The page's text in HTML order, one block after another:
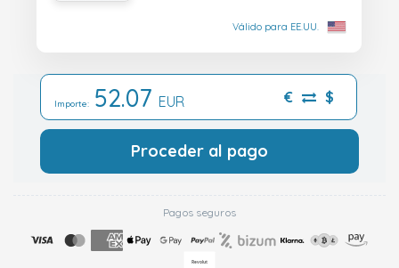
Válido para EE.UU.
Importe: 52.07 EUR € $
Proceder al pago
Pagos seguros